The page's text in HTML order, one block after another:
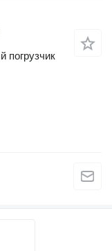
погрузчик